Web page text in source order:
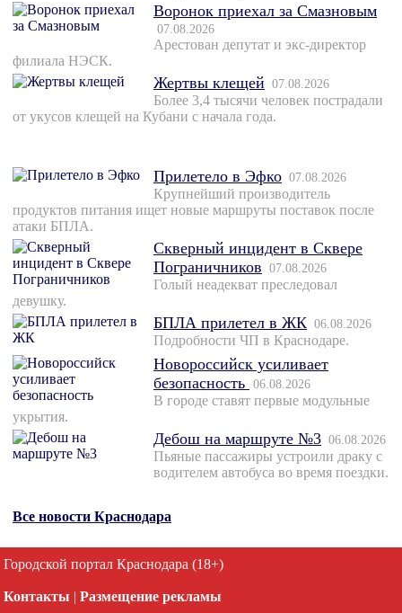
Воронок приехал за Смазновым
07.08.2026
Арестован депутат и экс-директор
филиала НЭСК.
Жертвы клещей 07.08.2026
Более 3,4 тысячи человек пострадали
от укусов клещей на Кубани с начала года.
Прилетело в Эфко 07.08.2026
Крупнейший производитель
продуктов питания ищет новые маршруты поставок после
атаки БПЛА.
Скверный инцидент в Сквере
Пограничников 07.08.2026
Голый неадекват преследовал
девушку.
БПЛА прилетел в ЖК 06.08.2026
Подробности ЧП в Краснодаре.
Новороссийск усиливает
безопасность 06.08.2026
В городе ставят первые модульные
укрытия.
Дебош на маршруте №3 06.08.2026
Пьяные пассажиры устроили драку с
водителем автобуса во время поездки.
Все новости Краснодара
Городской портал Краснодара (18+)
Контакты | Размещение рекламы